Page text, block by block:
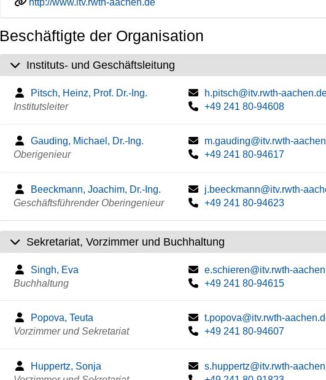
http://www.itv.rwth-aachen.de
Beschäftigte der Organisation
Instituts- und Geschäftsleitung
Pitsch, Heinz, Prof. Dr.-Ing.
Institutsleiter
h.pitsch@itv.rwth-
+49 241 80-94608
Gauding, Michael, Dr.-Ing.
Oberigenieur
m.gauding@itv.rwth-
+49 241 80-94617
Beeckmann, Joachim, Dr.-Ing.
Geschäftsführender Oberingenieur
j.beeckmann@itv.rwth-
+49 241 80-94623
Sekretariat, Vorzimmer und Buchhaltung
Singh, Eva
Buchhaltung
e.schieren@itv.rwth-
+49 241 80-94615
Popova, Teuta
Vorzimmer und Sekretariat
t.popova@itv.rwth-
+49 241 80-94607
Huppertz, Sonja
s.huppertz@itv.rwth-